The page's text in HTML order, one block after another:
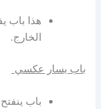
هذا باب
الخارج.
باب يسار عكسي
باب